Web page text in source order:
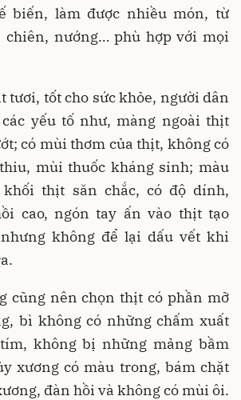
biến, làm được nhiều món, từ
chiên, nướng… phù hợp với mọi
tươi, tốt cho sức khỏe, người dân
yếu tố như, màng ngoài thịt
có mùi thơm của thịt, không có
mùi thuốc kháng sinh; màu
khối thịt săn chắc, có độ dính,
cao, ngón tay ấn vào thịt tạo
không để lại dấu vết khi
cũng nên chọn thịt có phần mỡ
bì không có những chấm xuất
không bị những mảng bầm
xương có màu trong, bám chặt
đàn hồi và không có mùi ôi.